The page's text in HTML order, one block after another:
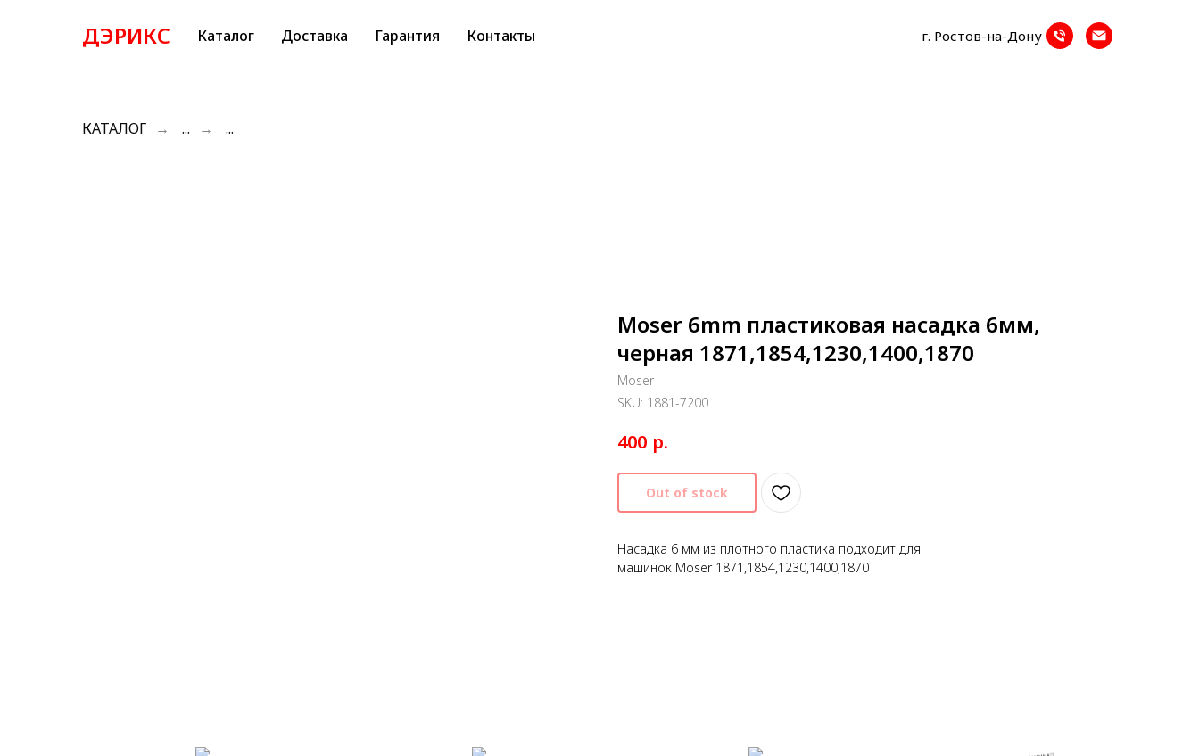
ДЭРИКС Каталог Доставка Гарантия Контакты г. Ростов-на-Дону
КАТАЛОГ → ... → ...
Moser 6mm пластиковая насадка 6мм,
черная 1871,1854,1230,1400,1870
Moser
SKU: 1881-7200
400 р.
Out of stock
Насадка 6 мм из плотного пластика подходит для
машинок Moser 1871,1854,1230,1400,1870